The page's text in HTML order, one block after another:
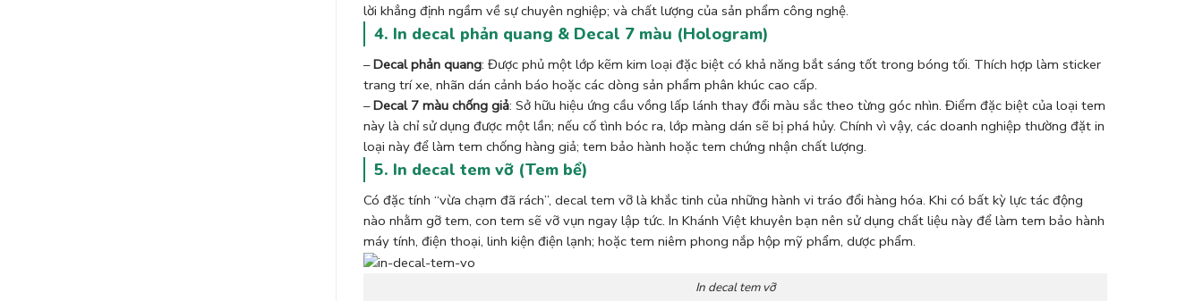
lời khẳng định ngầm về sự chuyên nghiệp; và chất lượng của sản phẩm công nghệ.
4. In decal phản quang & Decal 7 màu (Hologram)
–Decal phản quang: Được phủ một lớp kẽm kim loại đặc biệt có khả năng bắt sáng tốt trong bóng tối. Thích hợp làm sticker
trang trí xe, nhãn dán cảnh báo hoặc các dòng sản phẩm phân khúc cao cấp.
–Decal 7 màu chống giả: Sở hữu hiệu ứng cầu vồng lấp lánh thay đổi màu sắc theo từng góc nhìn. Điểm đặc biệt của loại tem
này là chỉ sử dụng được một lần; nếu cố tình bóc ra, lớp màng dán sẽ bị phá hủy. Chính vì vậy, các doanh nghiệp thường đặt in
loại này để làm tem chống hàng giả; tem bảo hành hoặc tem chứng nhận chất lượng.
5. In decal tem vỡ (Tem bể)
Có đặc tính “vừa chạm đã rách”, decal tem vỡ là khắc tinh của những hành vi tráo đổi hàng hóa. Khi có bất kỳ lực tác động
nào nhằm gỡ tem, con tem sẽ vỡ vụn ngay lập tức. In Khánh Việt khuyên bạn nên sử dụng chất liệu này để làm tem bảo hành
máy tính, điện thoại, linh kiện điện lạnh; hoặc tem niêm phong nắp hộp mỹ phẩm, dược phẩm.
In decal tem vỡ